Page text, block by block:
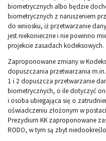
biometrycznych albo będzie
biometrycznych z naruszeniem
do wniosku, iż przetwarzanie
jest niekonieczne i nie powinno
projekcie zasadach kodeksowych.
Zaproponowane zmiany w
dopuszczania przetwarzania
1 i 2 dopuszcza przetwarzanie
biometrycznych, o ile dotyczyć
i osoba ubiegająca się o
oświadczeniu złożonym w
Prezydium KK zaproponowane
RODO, w tym są zbyt